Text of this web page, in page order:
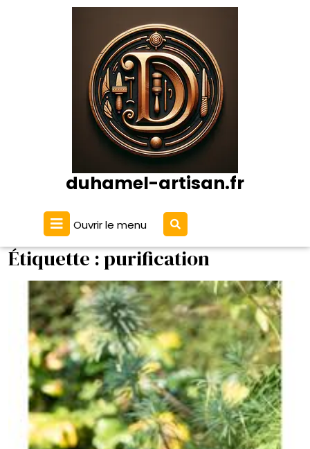
duhamel-artisan.fr
Ouvrir le menu Ouvrir
le
menu
Étiquette :purification